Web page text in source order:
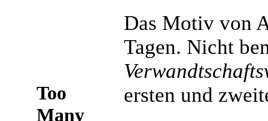
Das Motiv von
Tagen. Nicht
ersten und